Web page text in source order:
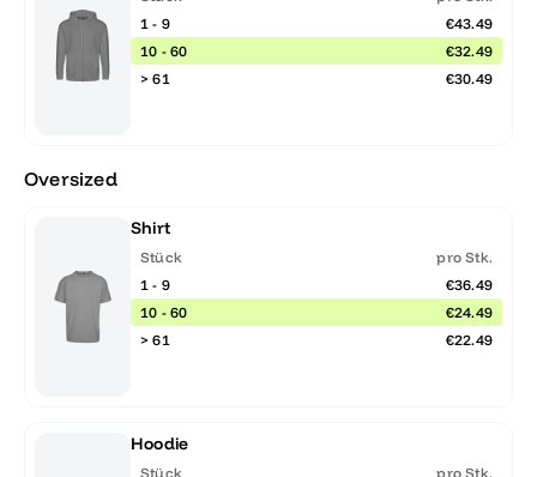
1 - 9
€43.49
10 - 60
€32.49
> 61
€30.49
Oversized
Shirt
Stück
pro Stk.
1 - 9
€36.49
10 - 60
€24.49
> 61
€22.49
Hoodie
Stück
pro Stk.